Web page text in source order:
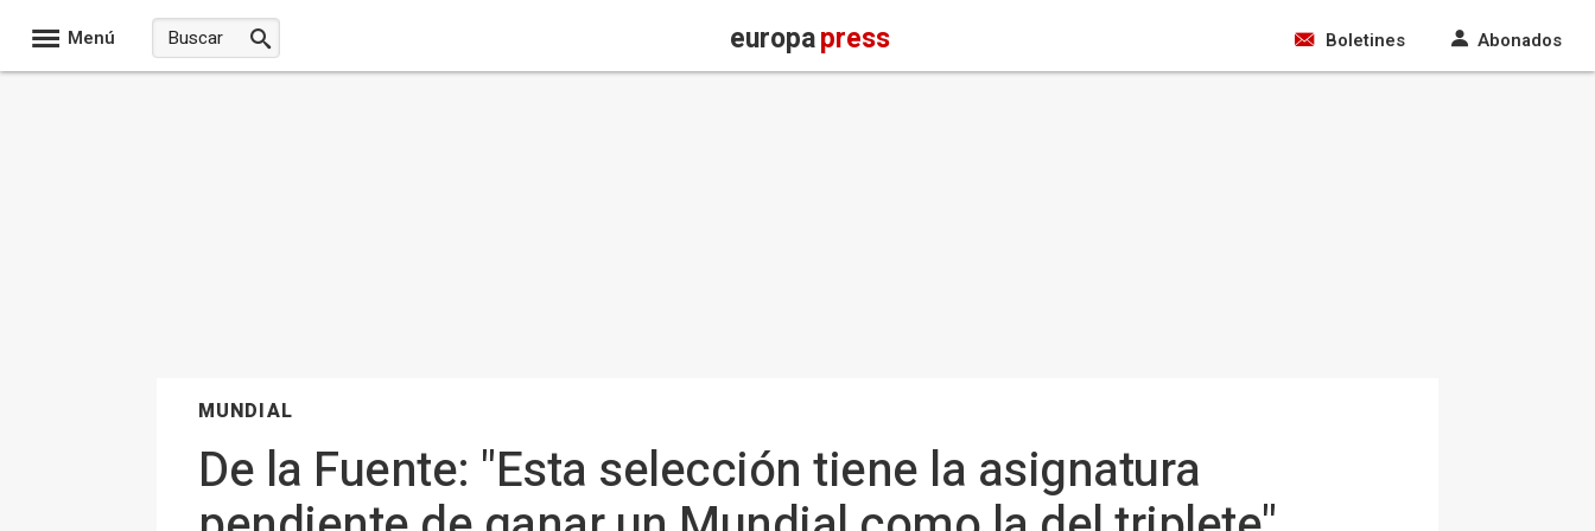
Menú europapress Boletines Abonados
MUNDIAL
De la Fuente: "Esta selección tiene la asignatura